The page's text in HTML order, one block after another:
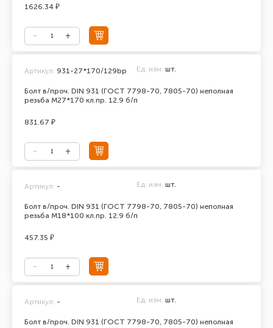
1626.34 ₽
Болт в/проч. DIN 931 (ГОСТ 7798-70, 7805-70) неполная
резьба М27*170 кл.пр. 12.9 б/п
Артикул: 931-27*170/129bp Ед. изм. шт.
831.67 ₽
Болт в/проч. DIN 931 (ГОСТ 7798-70, 7805-70) неполная
резьба М18*100 кл.пр. 12.9 б/п
Артикул: - Ед. изм. шт.
457.35 ₽
Болт в/проч. DIN 931 (ГОСТ 7798-70, 7805-70) неполная
Артикул: - Ед. изм. шт.